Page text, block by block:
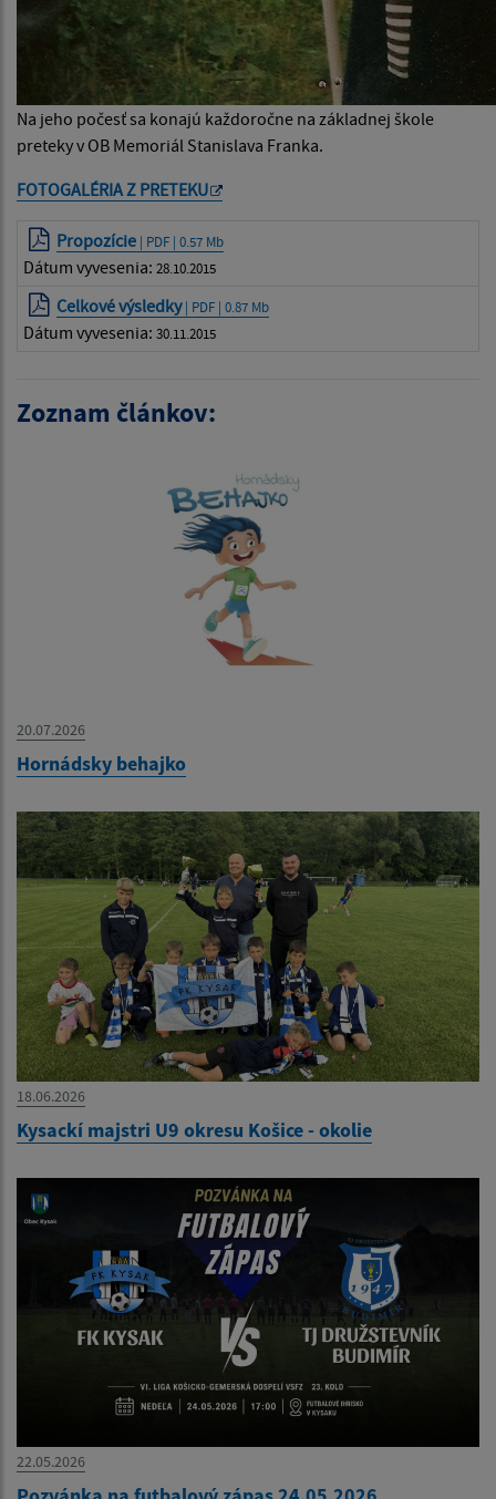
Na jeho počesť sa konajú každoročne na základnej škole
preteky v OB Memoriál Stanislava Franka.
FOTOGALÉRIA Z PRETEKU
Propozície | PDF | 0.57 Mb
Dátum vyvesenia: 28.10.2015
Celkové výsledky| PDF | 0.87 Mb
Dátum vyvesenia: 30.11.2015
Zoznam článkov:
20.07.2026
Hornádsky behajko
18.06.2026
Kysackí majstri U9 okresu Košice - okolie
22.05.2026